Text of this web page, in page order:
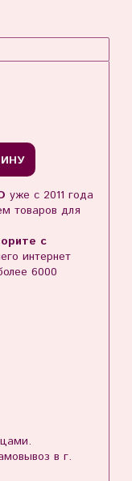
уже с 2011 года
товаров для
с
интернет
6000
в г.